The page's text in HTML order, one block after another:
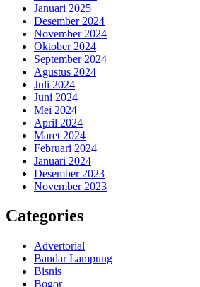
Januari 2025
Desember 2024
November 2024
Oktober 2024
September 2024
Agustus 2024
Juli 2024
Juni 2024
Mei 2024
April 2024
Maret 2024
Februari 2024
Januari 2024
Desember 2023
November 2023
Categories
Advertorial
Bandar Lampung
Bisnis
Bogor